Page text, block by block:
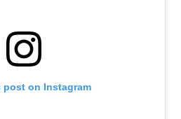
post on Instagram